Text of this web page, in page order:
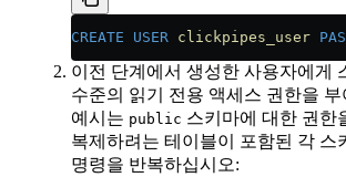
CREATE USER clickpipes_user
이전 단계에서 생성한 사용자에게
수준의 읽기 전용 액세스 권한을
예시는 public 스키마에 대한 권한
복제하려는 테이블이 포함된 각 스
명령을 반복하십시오: